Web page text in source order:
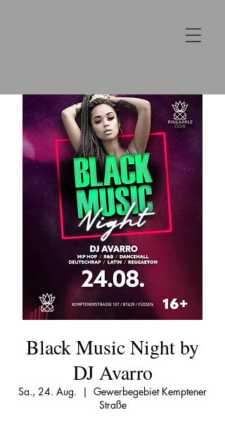
Black Music Night by
DJ Avarro
Sa., 24. Aug.
  |
Gewerbegebiet Kemptener
Straße